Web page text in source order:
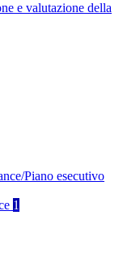
e valutazione della
Piano esecutivo
1